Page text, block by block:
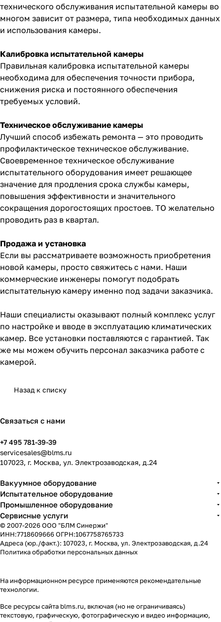
технического обслуживания испытательной камеры во
многом зависит от размера, типа необходимых данных
и использования камеры.
Калибровка испытательной камеры
Правильная калибровка испытательной камеры
необходима для обеспечения точности прибора,
снижения риска и постоянного обеспечения
требуемых условий.
Техническое обслуживание камеры
Лучший способ избежать ремонта — это проводить
профилактическое техническое обслуживание.
Своевременное техническое обслуживание
испытательного оборудования имеет решающее
значение для продления срока службы камеры,
повышения эффективности и значительного
сокращения дорогостоящих простоев. ТО желательно
проводить раз в квартал.
Продажа и установка
Если вы рассматриваете возможность приобретения
новой камеры, просто свяжитесь с нами. Наши
коммерческие инженеры помогут подобрать
испытательную камеру именно под задачи заказчика.
Наши специалисты оказывают полный комплекс услуг
по настройке и вводе в эксплуатацию климатических
камер. Все установки поставляются с гарантией. Так
же мы можем обучить персонал заказчика работе с
камерой.
Назад к списку
Связаться с нами
+7 495 781-39-39
servicesales@blms.ru
107023, г. Москва, ул. Электрозаводская, д.24
Вакуумное оборудование
Испытательное оборудование
Промышленное оборудование
Сервисные услуги
© 2007-2026 ООО "БЛМ Синержи"
ИНН:7718609666 ОГРН:1067758765733
Адреса (юр./факт.): 107023, г. Москва, ул. Электрозаводская, д.24
Политика обработки персональных данных
На информационном ресурсе применяются рекомендательные
технологии.
Все ресурсы сайта blms.ru, включая (но не ограничиваясь)
текстовую, графическую, фотографическую и видео информацию,